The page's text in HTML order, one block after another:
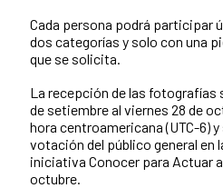
Cada persona podrá participar
dos categorías y solo con una
que se solicita.
La recepción de las fotografías
de setiembre al viernes 28 de
hora centroamericana (UTC-6)
votación del público general en
iniciativa Conocer para Actuar
octubre.